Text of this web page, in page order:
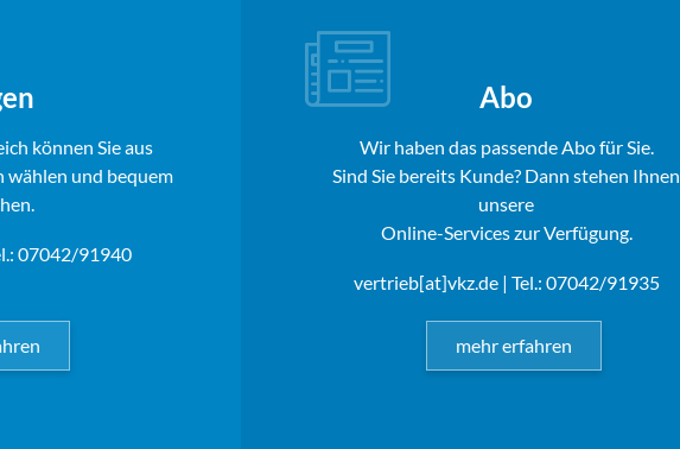
können Sie aus
wählen und bequem
07042/91940
Abo
Wir haben das passende Abo für Sie.
Sind Sie bereits Kunde? Dann stehen Ihnen
unsere
Online-Services zur Verfügung.
vertrieb[at]vkz.de| Tel.: 07042/91935
mehr erfahren